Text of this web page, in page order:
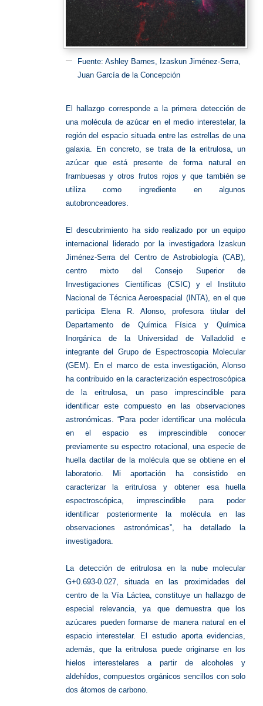
Fuente: Ashley Barnes, Izaskun Jiménez-Serra,
Juan García de la Concepción
El hallazgo corresponde a la primera detección de
una molécula de azúcar en el medio interestelar, la
región del espacio situada entre las estrellas de una
galaxia. En concreto, se trata de la eritrulosa, un
azúcar que está presente de forma natural en
frambuesas y otros frutos rojos y que también se
utiliza como ingrediente en algunos
autobronceadores.
El descubrimiento ha sido realizado por un equipo
internacional liderado por la investigadora Izaskun
Jiménez-Serra del Centro de Astrobiología (CAB),
centro mixto del Consejo Superior de
Investigaciones Científicas (CSIC) y el Instituto
Nacional de Técnica Aeroespacial (INTA), en el que
participa Elena R. Alonso, profesora titular del
Departamento de Química Física y Química
Inorgánica de la Universidad de Valladolid e
integrante del Grupo de Espectroscopia Molecular
(GEM). En el marco de esta investigación, Alonso
ha contribuido en la caracterización espectroscópica
de la eritrulosa, un paso imprescindible para
identificar este compuesto en las observaciones
astronómicas. “Para poder identificar una molécula
en el espacio es imprescindible conocer
previamente su espectro rotacional, una especie de
huella dactilar de la molécula que se obtiene en el
laboratorio. Mi aportación ha consistido en
caracterizar la eritrulosa y obtener esa huella
espectroscópica, imprescindible para poder
identificar posteriormente la molécula en las
observaciones astronómicas”, ha detallado la
investigadora.
La detección de eritrulosa en la nube molecular
G+0.693-0.027, situada en las proximidades del
centro de la Vía Láctea, constituye un hallazgo de
especial relevancia, ya que demuestra que los
azúcares pueden formarse de manera natural en el
espacio interestelar. El estudio aporta evidencias,
además, que la eritrulosa puede originarse en los
hielos interestelares a partir de alcoholes y
aldehídos, compuestos orgánicos sencillos con solo
dos átomos de carbono.